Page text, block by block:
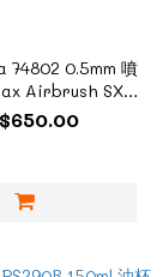
74802 0.5mm 噴
Airbrush SX
0.5D